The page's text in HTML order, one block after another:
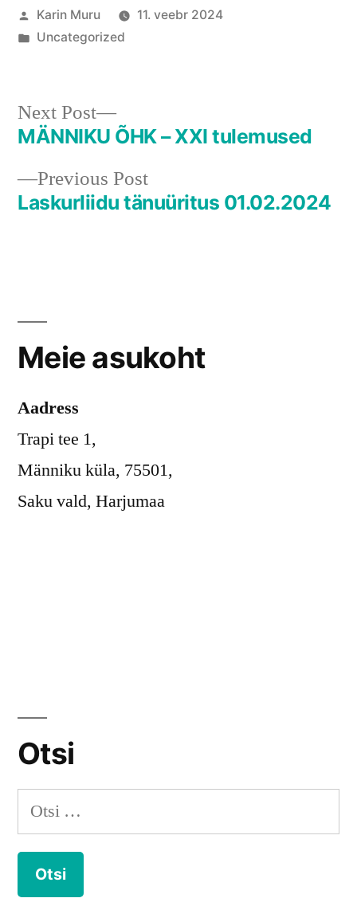
Posted
by
Karin Muru
11. veebr 2024
Posted
Uncategorized
Navigeerimine
Previous PostPrevious
post:
Laskurliidu tänuüritus 01.02.2024
Next Post
Next
post:
MÄNNIKU ÕHK – XXI tulemused
Meie asukoht
Aadress
Trapi tee 1,
Männiku küla, 75501,
Saku vald, Harjumaa
Otsi
Otsi: